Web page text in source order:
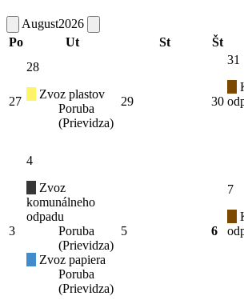
August2026
Po
Ut St Št
27
28
Zvoz plastov
Poruba
(Prievidza)
29 30
31
3
4
Zvoz
komunálneho
odpadu
Poruba
(Prievidza)
Zvoz papiera
Poruba
(Prievidza)
5 6
7